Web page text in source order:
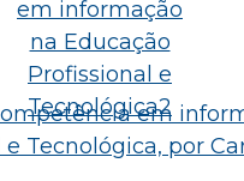
em
Tecnológica, por